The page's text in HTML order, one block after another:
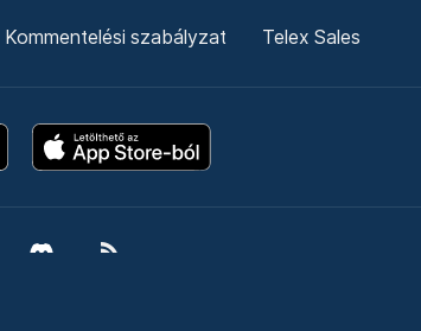
Kommentelési szabályzat Telex Sales